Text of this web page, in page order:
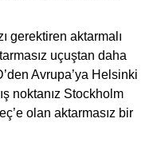
gerektiren aktarmalı
uçuştan daha
Avrupa’ya Helsinki
noktanız Stockholm
olan aktarmasız bir